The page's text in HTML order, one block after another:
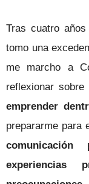
Tras cuatro
tomo una
me marcho a
reflexionar
emprender
prepararme para